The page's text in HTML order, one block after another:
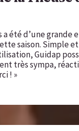
a été d’une grande
saison. Simple
Guidap
très sympa,
! »